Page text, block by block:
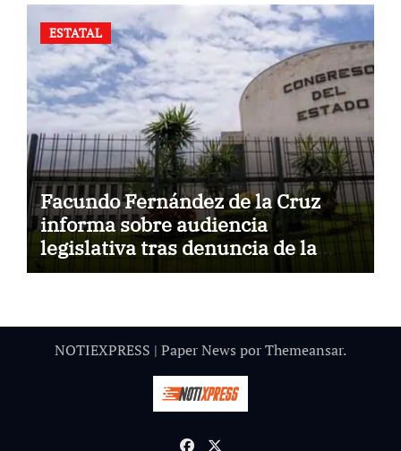
ESTATAL
Facundo Fernández de la Cruz
informa sobre audiencia
legislativa tras denuncia de la
Fiscalía.
NOTIEXPRESS | Paper News porThemeansar.